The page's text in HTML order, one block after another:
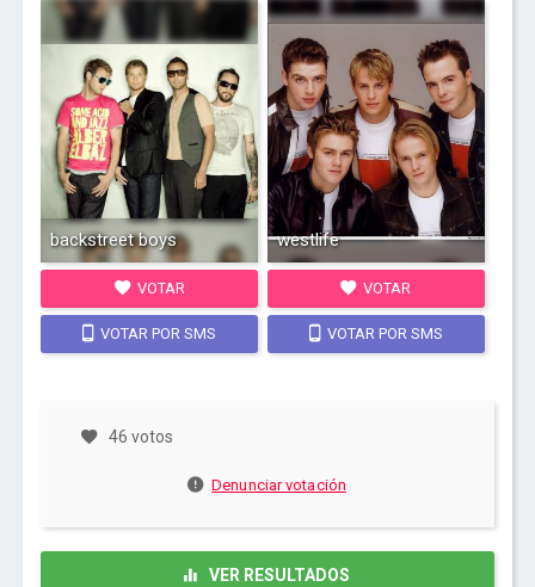
backstreet boys
VOTAR
VOTAR POR SMS
westlife
VOTAR
VOTAR POR SMS
46 votos
Denunciar votación
VER RESULTADOS